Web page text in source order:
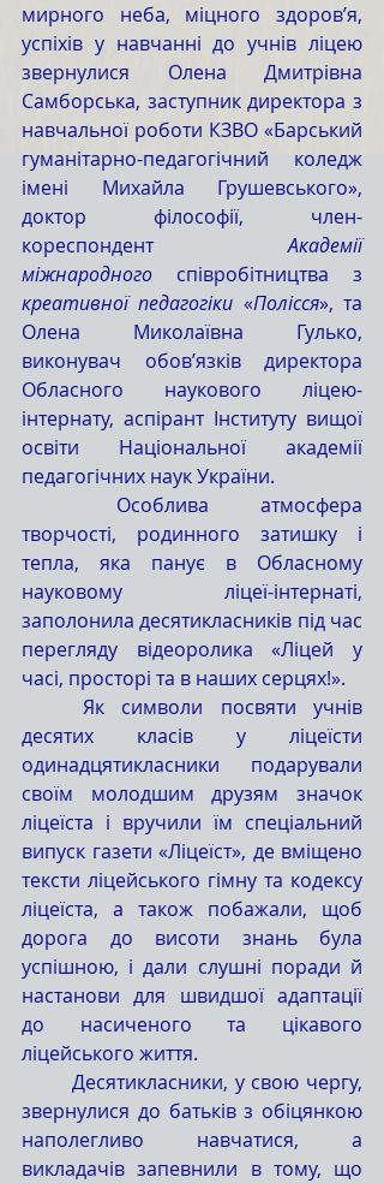
мирного неба, міцного здоров’я,
успіхів у навчанні до учнів ліцею
звернулися Олена Дмитрівна
Самборська, заступник директора з
навчальної роботи КЗВО «Барський
гуманітарно-педагогічний коледж
імені Михайла Грушевського»,
доктор філософії, член-
кореспондент Академії
міжнародного
креативної педагогіки «Полісся», та
Олена Миколаївна Гулько,
виконувач обов’язків директора
Обласного наукового ліцею-
інтернату, аспірант Інституту вищої
освіти Національної академії
педагогічних наук України.
творчості, родинного затишку і
тепла, яка панує в Обласному
науковому ліцеї-інтернаті,
заполонила десятикласників під час
перегляду відеоролика «Ліцей у
часі, просторі та в наших серцях!».
десятих класів у ліцеїсти
одинадцятикласники подарували
своїм молодшим друзям значок
ліцеїста і вручили їм спеціальний
випуск газети «Ліцеїст», де вміщено
тексти ліцейського гімну та кодексу
ліцеїста, а також побажали, щоб
дорога до висоти знань була
успішною, і дали слушні поради й
настанови для швидшої адаптації
до насиченого та цікавого
ліцейського життя.
звернулися до батьків з обіцянкою
наполегливо навчатися, а
викладачів запевнили в тому, що